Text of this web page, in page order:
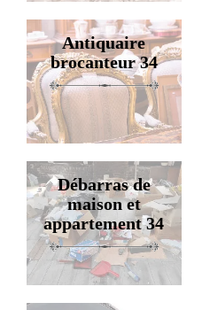
Antiquaire
brocanteur 34
Débarras de
maison et
appartement 34